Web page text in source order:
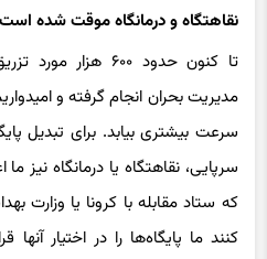
نقاهتگاه و درمانگاه موقت شده
تا کنون حدود ۶۰۰ هزار مورد تزریق
مدیریت بحران انجام گرفته و
سرعت بیشتری بیابد. برای تبدیل
سرپایی، نقاهتگاه یا درمانگاه نیز
که ستاد مقابله با کرونا یا وزارت
کنند ما پایگاه‌ها را در اختیار آنها